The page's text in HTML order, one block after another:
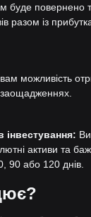
буде повернено
разом із
можливість
заощадженнях.
інвестування:
активи та
90 або 120 днів.